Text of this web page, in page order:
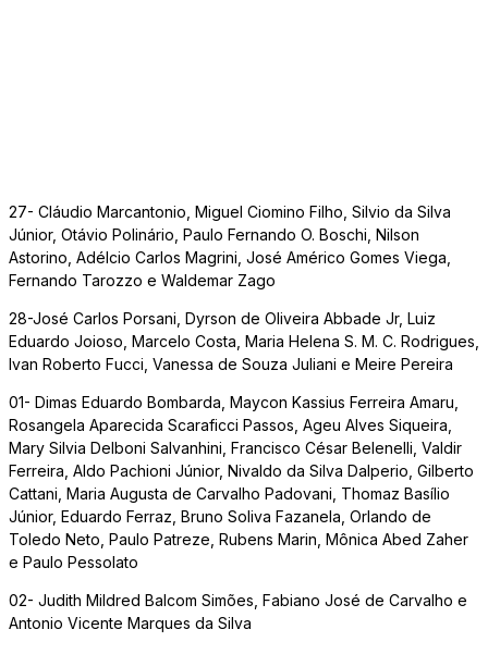
27- Cláudio Marcantonio, Miguel Ciomino Filho, Silvio da Silva
Júnior, Otávio Polinário, Paulo Fernando O. Boschi, Nilson
Astorino, Adélcio Carlos Magrini, José Américo Gomes Viega,
Fernando Tarozzo e Waldemar Zago
28-José Carlos Porsani, Dyrson de Oliveira Abbade Jr, Luiz
Eduardo Joioso, Marcelo Costa, Maria Helena S. M. C. Rodrigues,
Ivan Roberto Fucci, Vanessa de Souza Juliani e Meire Pereira
01- Dimas Eduardo Bombarda, Maycon Kassius Ferreira Amaru,
Rosangela Aparecida Scaraficci Passos, Ageu Alves Siqueira,
Mary Silvia Delboni Salvanhini, Francisco César Belenelli, Valdir
Ferreira, Aldo Pachioni Júnior, Nivaldo da Silva Dalperio, Gilberto
Cattani, Maria Augusta de Carvalho Padovani, Thomaz Basílio
Júnior, Eduardo Ferraz, Bruno Soliva Fazanela, Orlando de
Toledo Neto, Paulo Patreze, Rubens Marin, Mônica Abed Zaher
e Paulo Pessolato
02- Judith Mildred Balcom Simões, Fabiano José de Carvalho e
Antonio Vicente Marques da Silva